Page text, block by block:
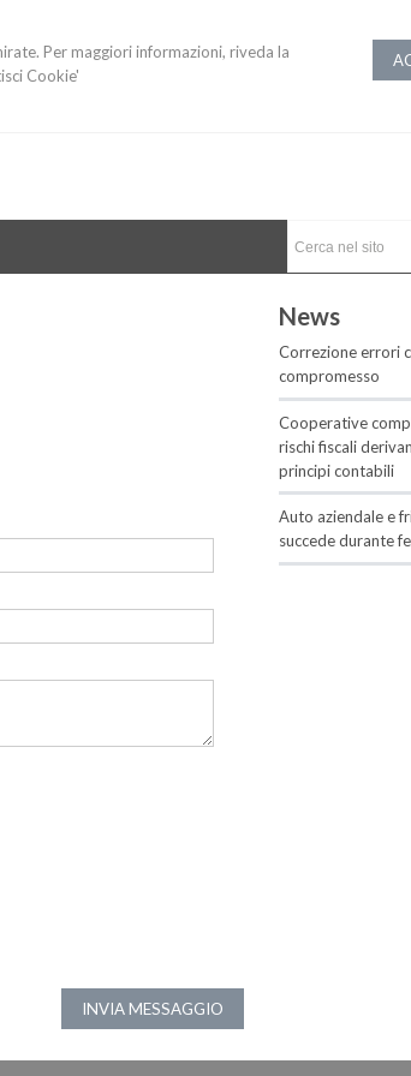
Per maggiori informazioni, riveda la
Cookie'
News
Correzione errori
compromesso
Cooperative
rischi fiscali
principi contabili
Auto aziendale e
succede durante